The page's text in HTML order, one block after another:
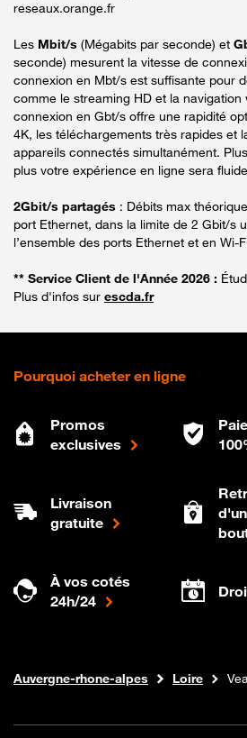
reseaux.orange.fr
Les Mbit/s (Mégabits par seconde) et
seconde) mesurent la vitesse de
connexion en Mbt/s est suffisante pour
comme le streaming HD et la
connexion en Gbt/s offre une rapidité
4K, les téléchargements très rapides et
appareils connectés simultanément.
plus votre expérience en ligne sera
2Gbit/s partagés : Débits max
port Ethernet, dans la limite de 2 Gbit/s
l’ensemble des ports Ethernet et en Wi-
** Service Client de l'Année 2026 :
Plus d'infos sur escda.fr
Pourquoi acheter en ligne
Promos
exclusives
Livraison
gratuite
À vos cotés
24h/24
Boutique Orange
Internet fibre
Auvergne-rhone-alpes Loire